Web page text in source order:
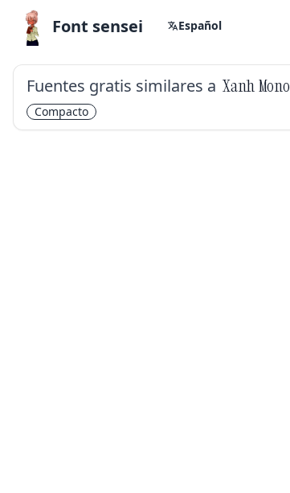
Font sensei Español
Fuentes gratis similares a Xanh Mono
Compacto